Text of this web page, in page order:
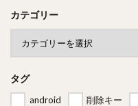
カテゴリー
タグ
android 削除キー